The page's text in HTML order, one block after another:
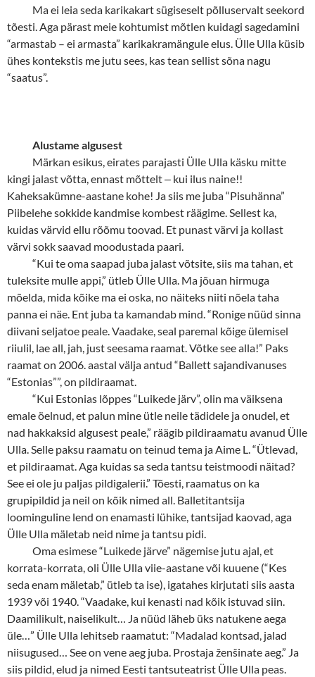
Ma ei leia seda karikakart sügiseselt põlluservalt seekord
tõesti. Aga pärast meie kohtumist mõtlen kuidagi sagedamini
“armastab – ei armasta” karikakramängule elus. Ülle Ulla küsib
ühes kontekstis me jutu sees, kas tean sellist sõna nagu
“saatus”.
Alustame algusest
Märkan esikus, eirates parajasti Ülle Ulla käsku mitte
kingi jalast võtta, ennast mõttelt‒ kui ilus naine!!
Kaheksakümne-aastane kohe! Ja siis me juba “Pisuhänna”
Piibelehe sokkide kandmise kombest räägime. Sellest ka,
kuidas värvid ellu rõõmu toovad. Et punast värvi ja kollast
värvi sokk saavad moodustada paari.
“Kui te oma saapad juba jalast võtsite, siis ma tahan, et
tuleksite mulle appi,” ütleb Ülle Ulla. Ma jõuan hirmuga
mõelda, mida kõike ma ei oska, no näiteks niiti nõela taha
panna ei näe. Ent juba ta kamandab mind. “Ronige nüüd sinna
diivani seljatoe peale. Vaadake, seal paremal kõige ülemisel
riiulil, lae all, jah, just seesama raamat. Võtke see alla!” Paks
raamat on 2006. aastal välja antud “Ballett sajandivanuses
“Estonias””, on pildiraamat.
“Kui Estonias lõppes “Luikede järv”, olin ma väiksena
emale öelnud, et palun mine ütle neile tädidele ja onudel, et
nad hakkaksid algusest peale,” räägib pildiraamatu avanud Ülle
Ulla. Selle paksu raamatu on teinud tema ja Aime L. “Ütlevad,
et pildiraamat. Aga kuidas sa seda tantsu teistmoodi näitad?
See ei ole ju paljas pildigalerii.” Tõesti, raamatus on ka
grupipildid ja neil on kõik nimed all. Balletitantsija
loominguline lend on enamasti lühike, tantsijad kaovad, aga
Ülle Ulla mäletab neid nime ja tantsu pidi.
Oma esimese “Luikede järve” nägemise jutu ajal, et
korrata-korrata, oli Ülle Ulla viie-aastane või kuuene (“Kes
seda enam mäletab,” ütleb ta ise), igatahes kirjutati siis aasta
1939 või 1940. “Vaadake, kui kenasti nad kõik istuvad siin.
Daamilikult, naiselikult… Ja nüüd läheb üks natukene aega
üle…” Ülle Ulla lehitseb raamatut: “Madalad kontsad, jalad
niisugused… See on vene aeg juba. Prostaja ženšinate aeg.” Ja
siis pildid, elud ja nimed Eesti tantsuteatrist Ülle Ulla peas.